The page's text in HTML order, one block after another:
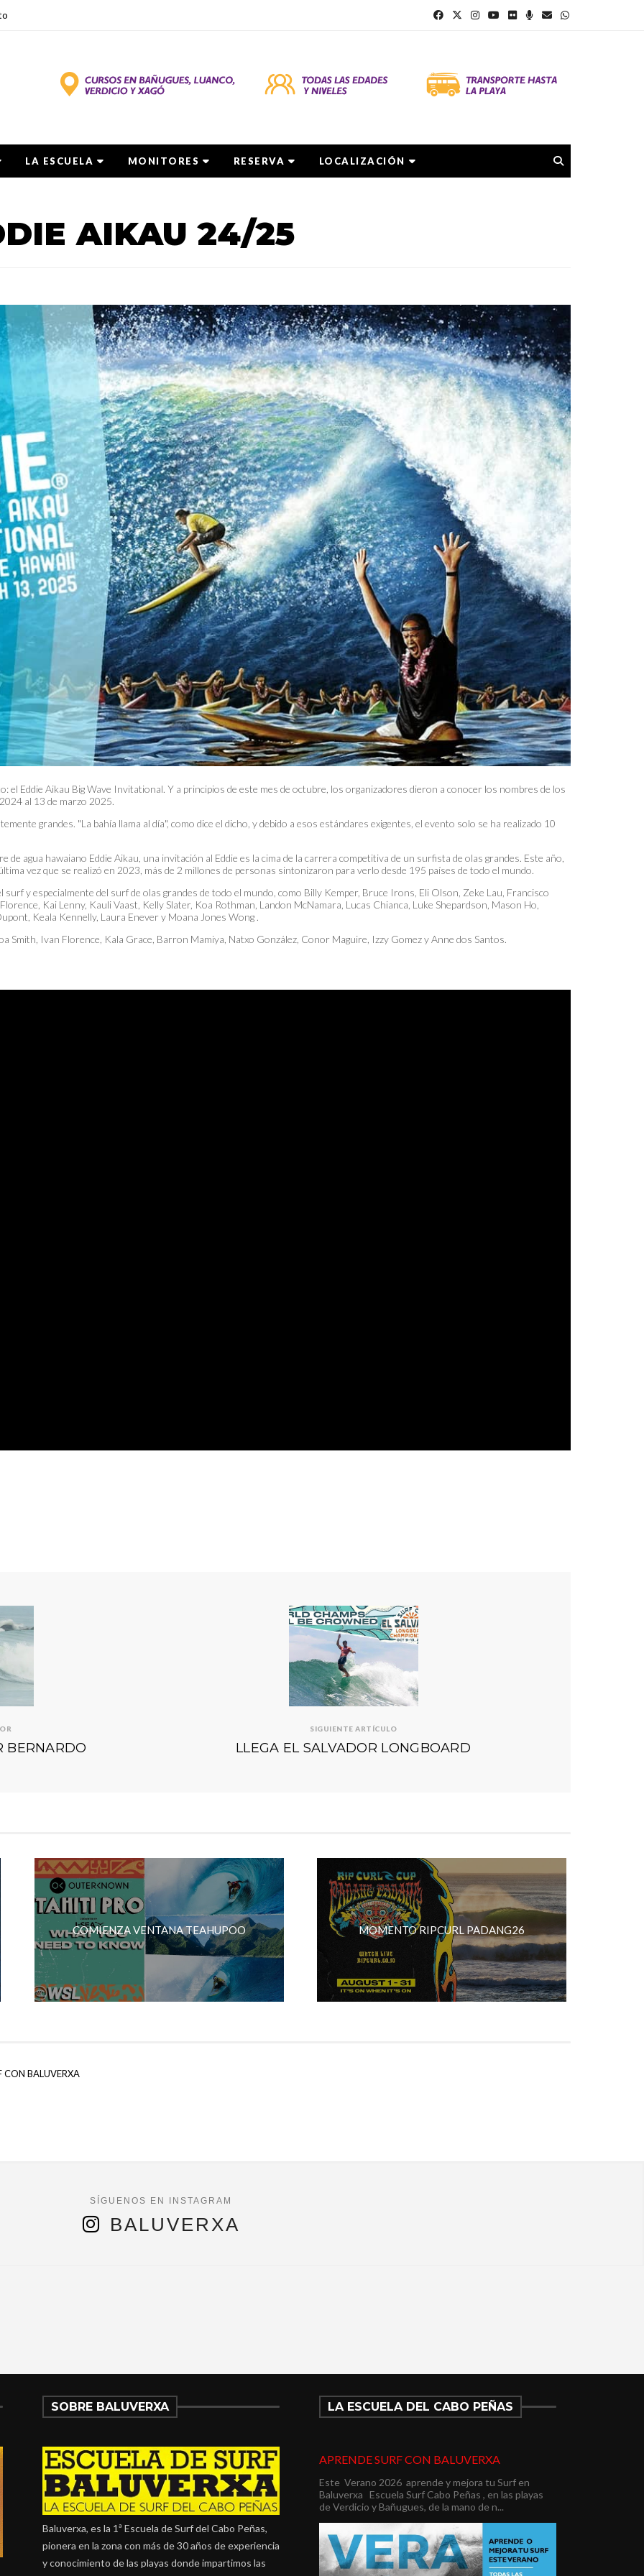
LA ESCUELA MONITORES RESERVA LOCALIZACIÓN
AIKAU 24/25
el Eddie Aikau Big Wave Invitational. Y a principios de este mes de octubre, los organizadores dieron a conocer los nombres de los
al 13 de marzo 2025.
grandes. "La bahía llama al día", como dice el dicho, y debido a esos estándares exigentes, el evento solo se ha realizado 10
de agua hawaiano Eddie Aikau, una invitación al Eddie es la cima de la carrera competitiva de un surfista de olas grandes. Este año,
vez que se realizó en 2023, más de 2 millones de personas sintonizaron para verlo desde 195 países de todo el mundo.
y especialmente del surf de olas grandes de todo el mundo, como Billy Kemper, Bruce Irons, Eli Olson, Zeke Lau, Francisco
Kai Lenny, Kauli Vaast, Kelly Slater, Koa Rothman, Landon McNamara, Lucas Chianca, Luke Shepardson, Mason Ho,
Keala Kennelly, Laura Enever y Moana Jones Wong .
Smith, Ivan Florence, Kala Grace, Barron Mamiya, Natxo González, Conor Maguire, Izzy Gomez y Anne dos Santos.
BERNARDO
SIGUIENTE ARTÍCULO
LLEGA EL SALVADOR LONGBOARD
COMIENZA VENTANA TEAHUPOO MOMENTO RIPCURL PADANG26
CON BALUVERXA
BALUVERXA
SOBRE BALUVERXA
Baluverxa, es la 1ª Escuela de Surf del Cabo Peñas,
pionera en la zona con más de 30 años de experiencia
y conocimiento de las playas donde impartimos las
LA ESCUELA DEL CABO PEÑAS
APRENDE SURF CON BALUVERXA
Este Verano 2026 aprende y mejora tu Surf en
Baluverxa Escuela Surf Cabo Peñas , en las playas
de Verdicio y Bañugues, de la mano de n...